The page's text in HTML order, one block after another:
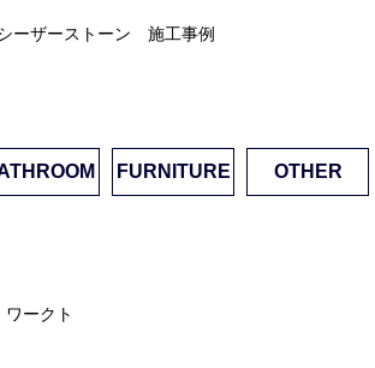
ーザーストーン 施工事例
FURNITURE OTHER
ークト